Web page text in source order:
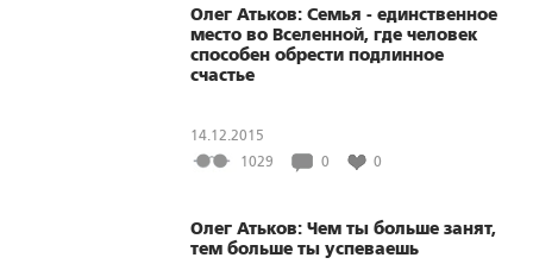
Олег Атьков: Семья - единственное
место во Вселенной, где человек
способен обрести подлинное
счастье
14.12.2015
1029
0 0
Олег Атьков: Чем ты больше занят,
тем больше ты успеваешь